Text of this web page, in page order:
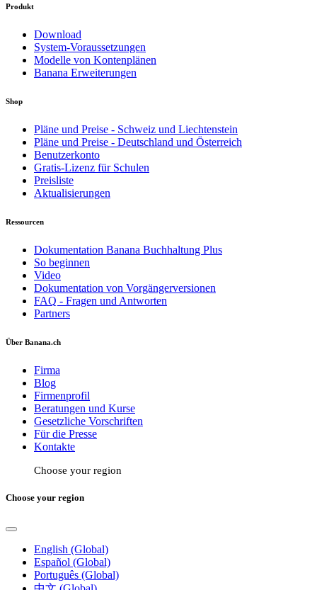
Produkt
Download
System-Voraussetzungen
Modelle von Kontenplänen
Banana Erweiterungen
Shop
Pläne und Preise - Schweiz und Liechtenstein
Pläne und Preise - Deutschland und Österreich
Benutzerkonto
Gratis-Lizenz für Schulen
Preisliste
Aktualisierungen
Ressourcen
Dokumentation Banana Buchhaltung Plus
So beginnen
Video
Dokumentation von Vorgängerversionen
FAQ - Fragen und Antworten
Partners
Über Banana.ch
Firma
Blog
Firmenprofil
Beratungen und Kurse
Gesetzliche Vorschriften
Für die Presse
Kontakte
Choose your region
Choose your region
English (Global)
Español (Global)
Português (Global)